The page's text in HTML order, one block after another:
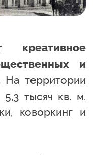
и
На территории
тысяч кв. м.
коворкинг и